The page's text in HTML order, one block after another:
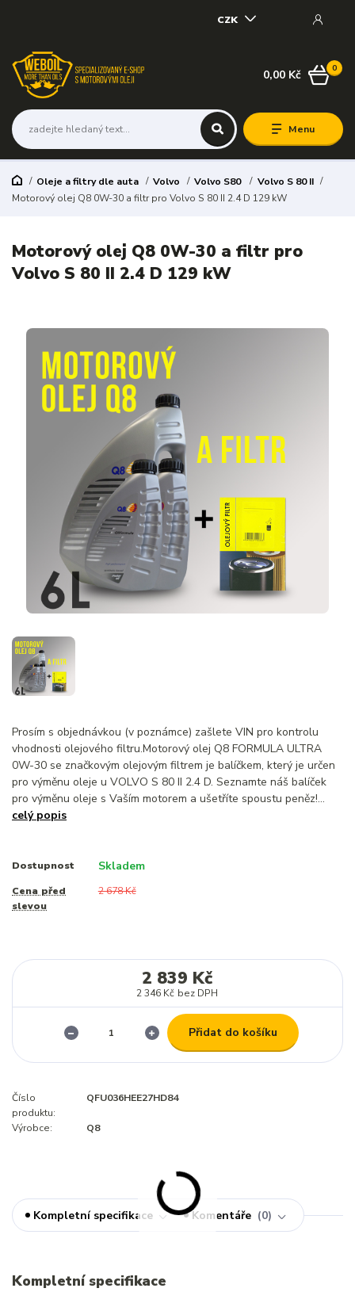
Menu
CZK
0
0,00 Kč
Oleje a filtry dle auta Volvo Volvo S80
Volvo S 80 II
Motorový olej Q8 0W-30 a filtr pro Volvo S 80 II 2.4 D 129 kW
Motorový olej Q8 0W-30 a filtr pro
Volvo S 80 II 2.4 D 129 kW
Prosím s objednávkou (v poznámce) zašlete VIN pro kontrolu
vhodnosti olejového filtru.Motorový olej Q8 FORMULA ULTRA
0W-30 se značkovým olejovým filtrem je balíčkem, který je určen
pro výměnu oleje u VOLVO S 80 II 2.4 D. Seznamte náš balíček
pro výměnu oleje s Vaším motorem a ušetříte spoustu peněz!...
celý popis
Dostupnost Skladem
Cena před
slevou
2 678 Kč
2 839 Kč
2 346 Kč bez DPH
Přidat do košíku
Číslo
produktu:
QFU036HEE27HD84
Výrobce: Q8
Kompletní specifikace Komentáře 0
Kompletní specifikace